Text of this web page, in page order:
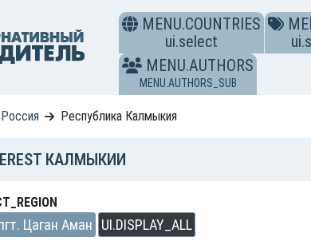
MENU.COUNTRIES
ui.select
MENU.AUTHORS
MENU.AUTHORS_SUB
Россия Республика Калмыкия
КАЛМЫКИИ
Цаган Аман UI.DISPLAY_ALL